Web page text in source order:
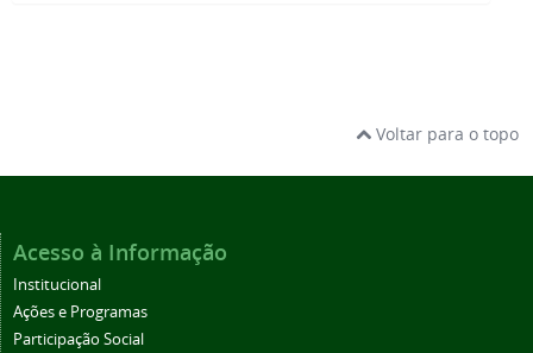
Voltar para o topo
Acesso à Informação
Institucional
Ações e Programas
Participação Social